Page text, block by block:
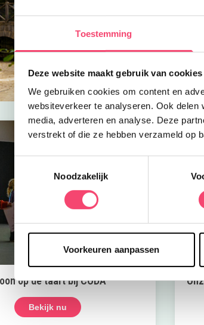
Toestemming
Deze website maakt gebruik van cookies
We gebruiken cookies om content en
websiteverkeer te analyseren. Ook
media, adverteren en analyse. Deze
verstrekt of die ze hebben verzameld op
Noodzakelijk
Voorkeuren aanpassen
op de taart bij CODA
Bekijk nu